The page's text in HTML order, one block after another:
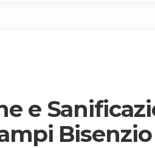
e
Bisenzio